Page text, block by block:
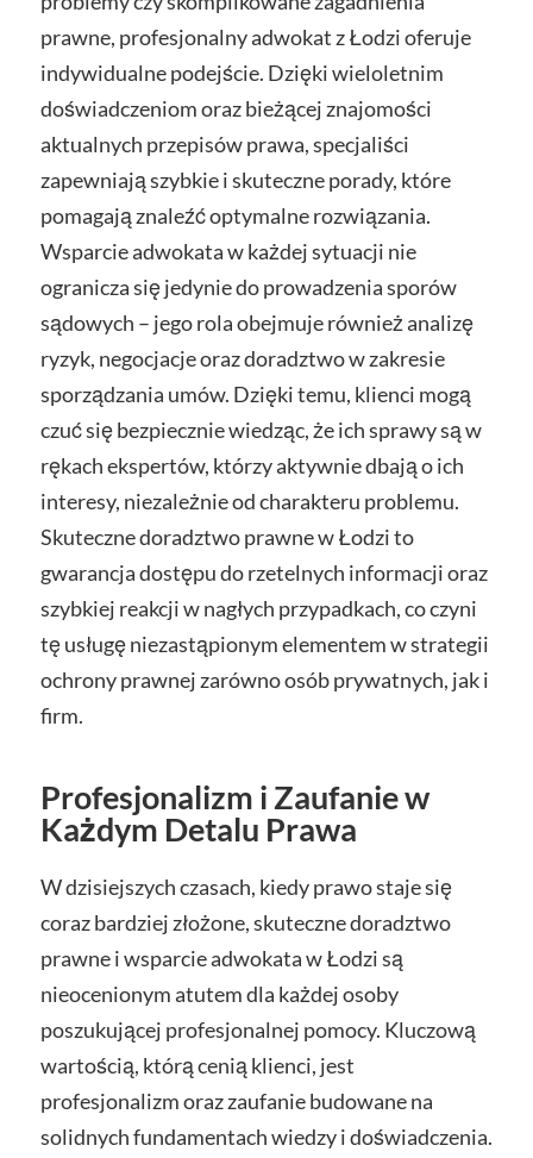
prawne, profesjonalny adwokat z Łodzi oferuje
indywidualne podejście. Dzięki wieloletnim
doświadczeniom oraz bieżącej znajomości
aktualnych przepisów prawa, specjaliści
zapewniają szybkie i skuteczne porady, które
pomagają znaleźć optymalne rozwiązania.
Wsparcie adwokata w każdej sytuacji nie
ogranicza się jedynie do prowadzenia sporów
sądowych – jego rola obejmuje również analizę
ryzyk, negocjacje oraz doradztwo w zakresie
sporządzania umów. Dzięki temu, klienci mogą
czuć się bezpiecznie wiedząc, że ich sprawy są w
rękach ekspertów, którzy aktywnie dbają o ich
interesy, niezależnie od charakteru problemu.
Skuteczne doradztwo prawne w Łodzi to
gwarancja dostępu do rzetelnych informacji oraz
szybkiej reakcji w nagłych przypadkach, co czyni
tę usługę niezastąpionym elementem w strategii
ochrony prawnej zarówno osób prywatnych, jak i
firm.
Profesjonalizm i Zaufanie w
Każdym Detalu Prawa
W dzisiejszych czasach, kiedy prawo staje się
coraz bardziej złożone, skuteczne doradztwo
prawne i wsparcie adwokata w Łodzi są
nieocenionym atutem dla każdej osoby
poszukującej profesjonalnej pomocy. Kluczową
wartością, którą cenią klienci, jest
profesjonalizm oraz zaufanie budowane na
solidnych fundamentach wiedzy i doświadczenia.